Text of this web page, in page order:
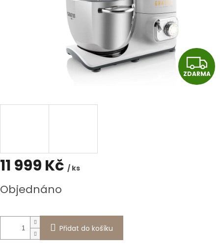
Z
ZDARMA
11 999 Kč / ks
cena:
Objednáno
Přidat do košíku